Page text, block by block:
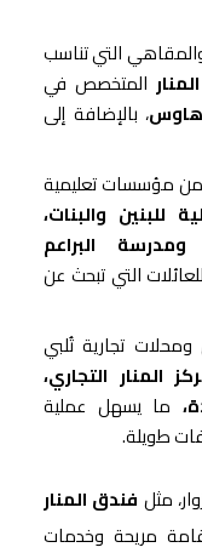
التي تناسب
المتخصص في
، بالإضافة إلى
مؤسسات تعليمية
للبنين والبنات،
البراعم
التي تبحث عن
تجارية تُلبي
المنار التجاري،
ما يسهل عملية
طويلة.
مثل فندق المنار
مريحة وخدمات